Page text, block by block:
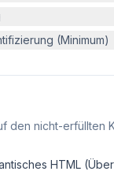
(Minimum)
den nicht-erfüllten
HTML